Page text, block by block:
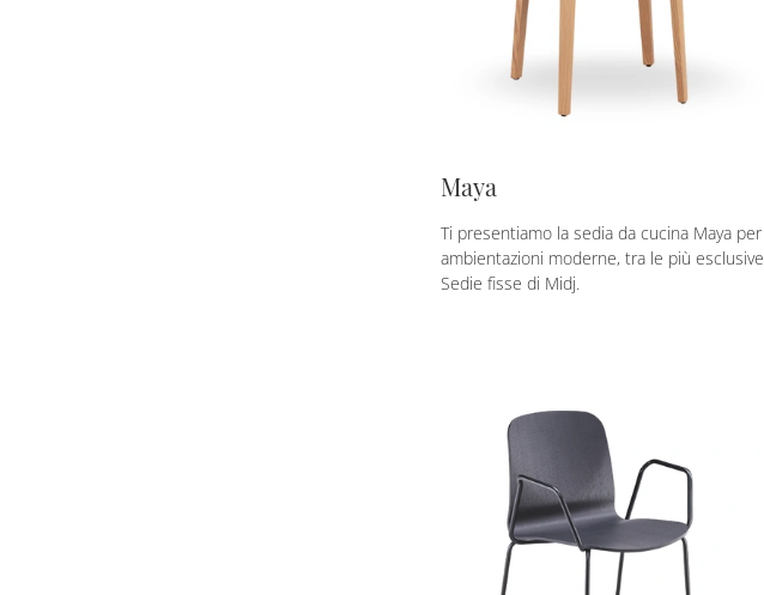
Maya
Ti presentiamo la sedia da cucina Maya per
ambientazioni moderne, tra le più esclusive
Sedie fisse di Midj.